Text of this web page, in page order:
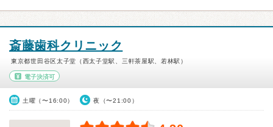
斎藤歯科クリニック
東京都世田谷区太子堂（西太子堂駅、三軒茶屋駅、若林駅）
電子決済可
土曜（〜16:00） 夜（〜21:00）